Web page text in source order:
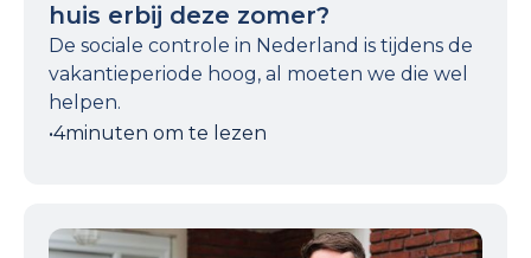
huis erbij deze zomer?
De sociale controle in Nederland is tijdens de
vakantieperiode hoog, al moeten we die wel
helpen.
•4minuten om te lezen